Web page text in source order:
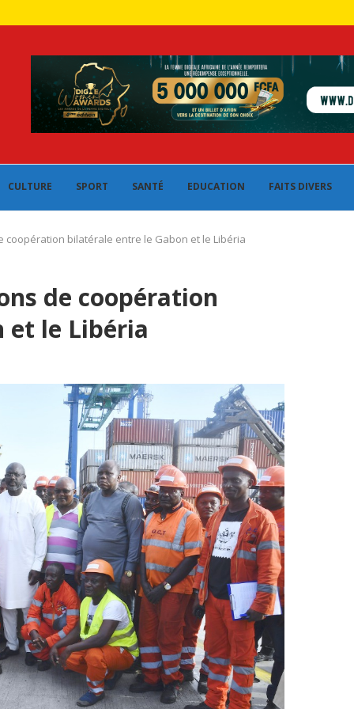
CULTURE SPORT SANTÉ EDUCATION FAITS DIVERS
coopération bilatérale entre le Gabon et le Libéria
de coopération
et le Libéria